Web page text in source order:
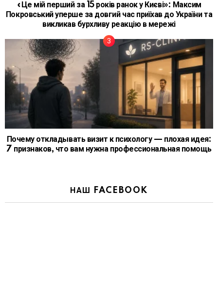
«Це мій перший за 15 років ранок у Києві»: Максим
Покровський уперше за довгий час приїхав до України та
викликав бурхливу реакцію в мережі
Почему откладывать визит к психологу — плохая идея:
7 признаков, что вам нужна профессиональная помощь
НАШ FACEBOOK